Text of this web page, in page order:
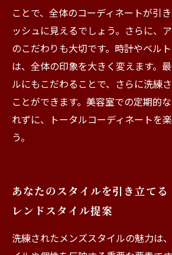
ことで、全体のコーディネートが引
ッシュに見えるでしょう。さらに、
のこだわりも大切です。時計やベル
は、全体の印象を大きく変えます。
ルにもこだわることで、さらに洗練
ことができます。美容室での定期的
れずに、トータルコーディネートを
う。
あなたのスタイルを引き立てる
レンドスタイル提案
洗練されたメンズスタイルの魅力は